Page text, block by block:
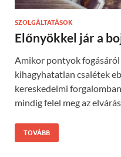
SZOLGÁLTATÁSOK
Előnyökkel jár a
Amikor pontyok fogásáról
kihagyhatatlan csalétek
kereskedelmi
mindig felel meg az
TOVÁBB